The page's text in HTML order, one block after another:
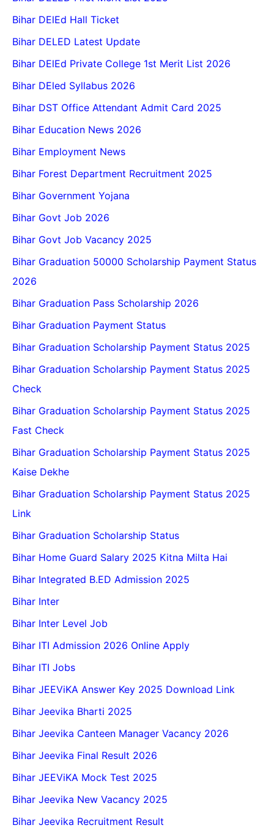
Bihar DElEd Hall Ticket
Bihar DELED Latest Update
Bihar DElEd Private College 1st Merit List 2026
Bihar DEled Syllabus 2026
Bihar DST Office Attendant Admit Card 2025
Bihar Education News 2026
Bihar Employment News
Bihar Forest Department Recruitment 2025
Bihar Government Yojana
Bihar Govt Job 2026
Bihar Govt Job Vacancy 2025
Bihar Graduation 50000 Scholarship Payment Status
2026
Bihar Graduation Pass Scholarship 2026
Bihar Graduation Payment Status
Bihar Graduation Scholarship Payment Status 2025
Bihar Graduation Scholarship Payment Status 2025
Check
Bihar Graduation Scholarship Payment Status 2025
Fast Check
Bihar Graduation Scholarship Payment Status 2025
Kaise Dekhe
Bihar Graduation Scholarship Payment Status 2025
Link
Bihar Graduation Scholarship Status
Bihar Home Guard Salary 2025 Kitna Milta Hai
Bihar Integrated B.ED Admission 2025
Bihar Inter
Bihar Inter Level Job
Bihar ITI Admission 2026 Online Apply
Bihar ITI Jobs
Bihar JEEViKA Answer Key 2025 Download Link
Bihar Jeevika Bharti 2025
Bihar Jeevika Canteen Manager Vacancy 2026
Bihar Jeevika Final Result 2026
Bihar JEEViKA Mock Test 2025
Bihar Jeevika New Vacancy 2025
Bihar Jeevika Recruitment Result